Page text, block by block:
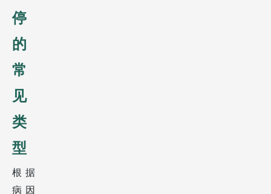
停
的
常
见
类
型
根据
病因